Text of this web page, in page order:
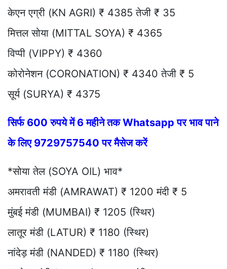
केएन एग्री (KN AGRI) ₹ 4385 तेजी ₹ 35
मित्तल सोया (MITTAL SOYA) ₹ 4365
विप्पी (VIPPY) ₹ 4360
कोरोनेशन (CORONATION) ₹ 4340 तेजी ₹ 5
सूर्य (SURYA) ₹ 4375
सिर्फ 600 रुपये में 6 महीने तक Whatsapp पर भाव पाने
के लिए 9729757540 पर मैसेज करें
*सोया तेल (SOYA OIL) भाव*
अमरावती मंडी (AMRAWAT) ₹ 1200 मंदी ₹ 5
मुंबई मंडी (MUMBAI) ₹ 1205 (स्थिर)
लातूर मंडी (LATUR) ₹ 1180 (स्थिर)
नांदेड़ मंडी (NANDED) ₹ 1180 (स्थिर)